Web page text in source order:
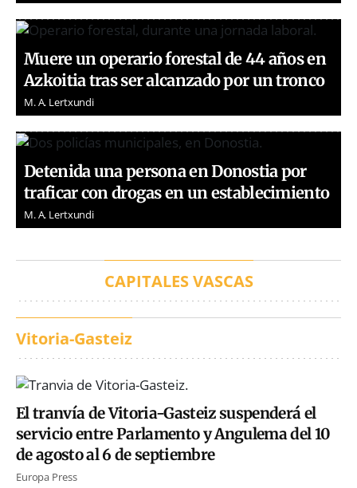
Muere un operario forestal de 44 años en
Azkoitia tras ser alcanzado por un tronco
M. A. Lertxundi
Detenida una persona en Donostia por
traficar con drogas en un establecimiento
M. A. Lertxundi
CAPITALES VASCAS
Vitoria-Gasteiz
El tranvía de Vitoria-Gasteiz suspenderá el
servicio entre Parlamento y Angulema del 10
de agosto al 6 de septiembre
Europa Press